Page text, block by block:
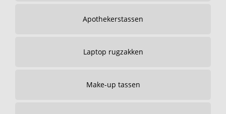
Apothekerstassen
Laptop rugzakken
Make-up tassen